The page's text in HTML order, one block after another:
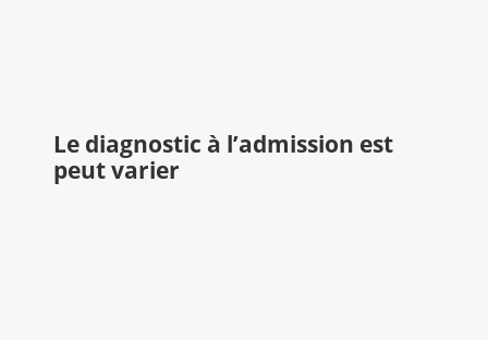
Le diagnostic à l’admission est
peut varier